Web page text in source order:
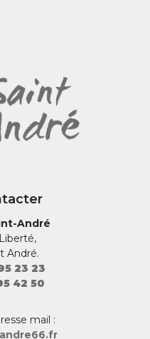
André
André.
23 23
42 50
mail :